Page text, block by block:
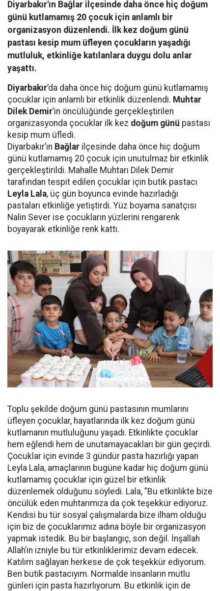
Diyarbakır'ın Bağlar ilçesinde daha önce hiç doğum
günü kutlamamış 20 çocuk için anlamlı bir
organizasyon düzenlendi. İlk kez doğum günü
pastası kesip mum üfleyen çocukların yaşadığı
mutluluk, etkinliğe katılanlara duygu dolu anlar
yaşattı.
Diyarbakır’da daha önce hiç doğum günü kutlamamış
çocuklar için anlamlı bir etkinlik düzenlendi. Muhtar
Dilek Demir’in öncülüğünde gerçekleştirilen
organizasyonda çocuklar ilk kez doğum günü pastası
kesip mum üfledi.
Diyarbakır’ın Bağlar ilçesinde daha önce hiç doğum
günü kutlamamış 20 çocuk için unutulmaz bir etkinlik
gerçekleştirildi. Mahalle Muhtarı Dilek Demir
tarafından tespit edilen çocuklar için butik pastacı
Leyla Lala, üç gün boyunca evinde hazırladığı
pastaları etkinliğe yetiştirdi. Yüz boyama sanatçısı
Nalin Sever ise çocukların yüzlerini rengarenk
boyayarak etkinliğe renk kattı.
Toplu şekilde doğum günü pastasının mumlarını
üfleyen çocuklar, hayatlarında ilk kez doğum günü
kutlamanın mutluluğunu yaşadı. Etkinlikte çocuklar
hem eğlendi hem de unutamayacakları bir gün geçirdi.
Çocuklar için evinde 3 gündür pasta hazırlığı yapan
Leyla Lala, amaçlarının bugüne kadar hiç doğum günü
kutlamamış çocuklar için güzel bir etkinlik
düzenlemek olduğunu söyledi. Lala, "Bu etkinlikte bize
öncülük eden muhtarımıza da çok teşekkür ediyoruz.
Kendisi bu tür sosyal çalışmalarda bize ilham olduğu
için biz de çocuklarımız adına böyle bir organizasyon
yapmak istedik. Bu bir başlangıç, son değil. İnşallah
Allah’ın izniyle bu tür etkinliklerimiz devam edecek.
Katılım sağlayan herkese de çok teşekkür ediyorum.
Ben butik pastacıyım. Normalde insanların mutlu
günleri için pasta hazırlıyorum. Bu etkinlik için de